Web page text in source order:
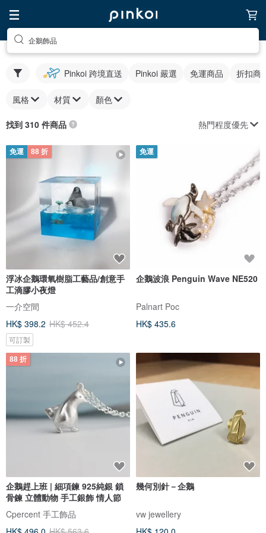
企鵝飾品
Pinkoi 跨境直送 Pinkoi 嚴選 免運商品 折扣商
風格 材質 顏色
找到 310 件商品 熱門程度優先
免運 88 折
浮冰企鵝環氧樹脂工藝品/創意手
工滴膠小夜燈
一介空間
HK$ 398.2 HK$ 452.4
可訂製
免運
企鵝波浪 Penguin Wave NE520
Palnart Poc
HK$ 435.6
88 折
企鵝趕上班 | 細項鍊 925純銀 鎖
骨鍊 立體動物 手工銀飾 情人節
Cpercent 手工飾品
幾何別針－企鵝
vw jewellery